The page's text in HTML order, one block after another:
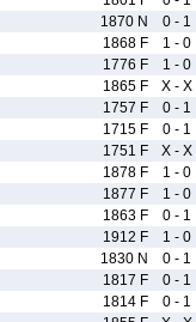
1870 N 0 - 1
1868 F 1 - 0
1776 F 1 - 0
1865 F X - X
1757 F 0 - 1
1715 F 0 - 1
1751 F X - X
1878 F 1 - 0
1877 F 1 - 0
1863 F 0 - 1
1912 F 1 - 0
1830 N 0 - 1
1817 F 0 - 1
1814 F 0 - 1